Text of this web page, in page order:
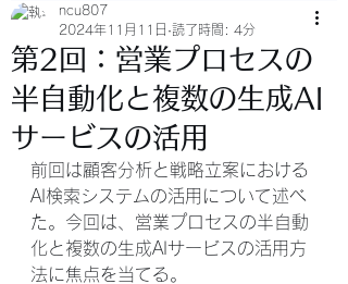
第2回：営業プロセスの
半自動化と複数の生成AI
サービスの活用
ncu807
2024年11月11日 読了時間: 4分
前回は顧客分析と戦略立案における
AI検索システムの活用について述べ
た。今回は、営業プロセスの半自動
化と複数の生成AIサービスの活用方
法に焦点を当てる。